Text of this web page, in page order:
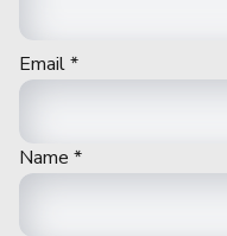
Email*
Name *